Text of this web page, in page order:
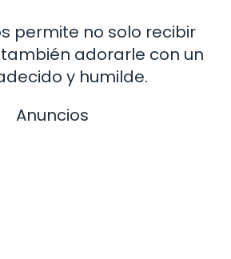
permite no solo recibir
también adorarle con un
y humilde.
Anuncios